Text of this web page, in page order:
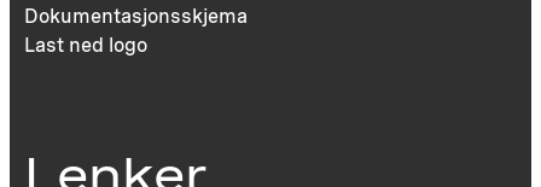
Dokumentasjonsskjema
Last ned logo
Lenker